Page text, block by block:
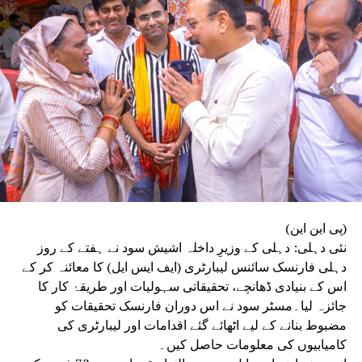
طرح پھنس گیا تھا۔ اس کے بعد پھنسے ہوئے شخص کو سانس
لینے میں دشواری کم کرنے کے لیے پائپ کے ذریعے آکسیجن
فراہم کی گئی۔ اس کے بعد پانی دیا گیا۔ فائر فائٹرز کو کبھی
کبھار اسے تسلی دیتے ہوئے دیکھا گیا۔ صدہ کو شام 7 بج کر 15
منٹ پر بحفاظت ملبے سے نکالا گیا۔ اسے بی ایس اے
ہسپتال لے جایا گیا جہاں اس کی حالت خطرے سے باہر
ہے۔
عمارت اچانک گرنے سے آس پاس کا علاقہ لرز اٹھا۔ مقامی
دکاندار راج کمار نے بتایا کہ ایک لمحے کے لیے ایسا لگا جیسے
زلزلہ آیا ہو۔ دھول صاف ہوئی تو معلوم ہوا کہ عمارت گر
چکی ہے۔ عمارت سڑک کے ایک کونے پر تعمیر کی جا رہی تھی،
اور گرنے سے ٹریفک جام ہو گیا۔ ریسکیو ٹیموں کو جائے وقوعہ
تک پہنچنے میں مشکلات کا سامنا کرنا پڑا۔ حادثے کی وجہ سے
قریبی عمارتوں میں بھی دراڑیں پڑنے کی اطلاعات ہیں۔ پولیس
ایسی عمارتوں کی مضبوطی کی جانچ کے لیے ایم سی ڈی کو
لکھے گی۔ڈی ڈی اے انتظامیہ نے شام 7 بجے کے بعد اس واقعہ
سے متعلق ایک بیان جاری کیا۔ بدھ کو. روہنی سیکٹر 16 میں
عمارت گرنے کے واقعے کے بارے میں، ڈی ڈی اے انتظامیہ نے بتایا
کہ اس علاقے کو 2016 میں ڈی نوٹیفائی کر کے مقامی
(پی این این)
نئی دہلی: دہلی کے وزیرِ داخلہ اشیش سود نے ہفتے کے روز
دہلی فارنسک سائنس لیبارٹری (ایف ایس ایل) کا معائنہ کر کے
اس کے بنیادی ڈھانچے، تحقیقاتی سہولیات اور طریقۂ کار کا
جائزہ لیا۔مسٹر سود نے اس دوران فارنسک تحقیقات کو
مضبوط بنانے کے لیے اٹھائے گئے اقدامات اور لیبارٹری کی
کامیابیوں کی معلومات حاصل کیں۔